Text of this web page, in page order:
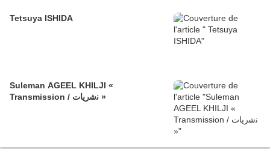
Tetsuya ISHIDA
Suleman AGEEL KHILJI «
Transmission / ﻧﺷرﯾﺎت »